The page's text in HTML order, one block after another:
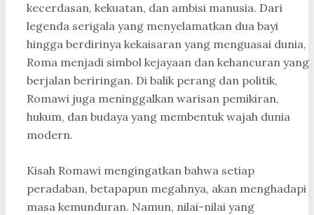
kecerdasan, kekuatan, dan ambisi manusia. Dari
legenda serigala yang menyelamatkan dua bayi
hingga berdirinya kekaisaran yang menguasai dunia,
Roma menjadi simbol kejayaan dan kehancuran yang
berjalan beriringan. Di balik perang dan politik,
Romawi juga meninggalkan warisan pemikiran,
hukum, dan budaya yang membentuk wajah dunia
modern.
Kisah Romawi mengingatkan bahwa setiap
peradaban, betapapun megahnya, akan menghadapi
masa kemunduran. Namun, nilai-nilai yang